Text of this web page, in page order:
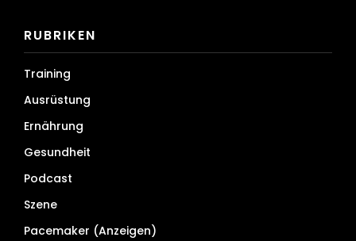
RUBRIKEN
Training
Ausrüstung
Ernährung
Gesundheit
Podcast
Szene
Pacemaker (Anzeigen)